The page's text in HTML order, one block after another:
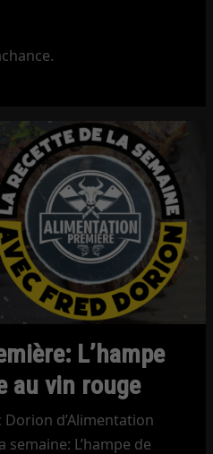
L’hampe
au vin rouge
d’Alimentation
L’hampe de